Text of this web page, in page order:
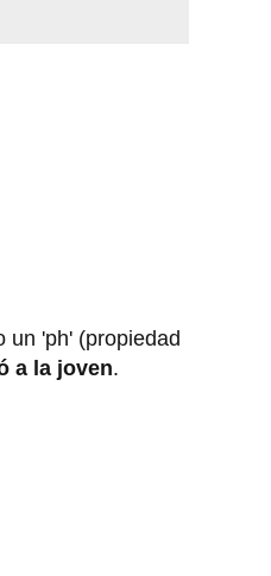
un 'ph' (propiedad
a la joven.